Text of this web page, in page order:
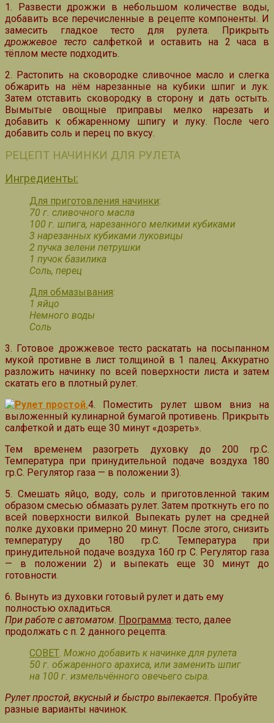
1. Развести дрожжи в небольшом количестве воды,
добавить все перечисленные в рецепте компоненты. И
замесить гладкое тесто для рулета. Прикрыть
дрожжевое тесто салфеткой и оставить на 2 часа в
тёплом месте подходить.
2. Растопить на сковородке сливочное масло и слегка
обжарить на нём нарезанные на кубики шпиг и лук.
Затем отставить сковородку в сторону и дать остыть.
Вымытые овощные приправы мелко нарезать и
добавить к обжаренному шпигу и луку. После чего
добавить соль и перец по вкусу.
РЕЦЕПТ НАЧИНКИ ДЛЯ РУЛЕТА
Ингредиенты:
Для приготовления начинки:
70 г. сливочного масла
100 г. шпига, нарезанного мелкими кубиками
3 нарезанных кубиками луковицы
2 пучка зелени петрушки
1 пучок базилика
Соль, перец
Для обмазывания:
1 яйцо
Немного воды
Соль
3. Готовое дрожжевое тесто раскатать на посыпанном
мукой противне в лист толщиной в 1 палец. Аккуратно
разложить начинку по всей поверхности листа и затем
скатать его в плотный рулет.
4. Поместить рулет швом вниз на
выложенный кулинарной бумагой противень. Прикрыть
салфеткой и дать еще 30 минут «дозреть».
Тем временем разогреть духовку до 200 гр.С.
Температура при принудительной подаче воздуха 180
гр.С. Регулятор газа — в положении 3).
5. Смешать яйцо, воду, соль и приготовленной таким
образом смесью обмазать рулет. Затем проткнуть его по
всей поверхности вилкой. Выпекать рулет на средней
полке духовки примерно 20 минут. После этого, снизить
температуру до 180 гр.С. Температура при
принудительной подаче воздуха 160 гр С. Регулятор газа
— в положении 2) и выпекать еще 30 минут до
готовности.
6. Вынуть из духовки готовый рулет и дать ему
полностью охладиться.
При работе с автоматом. Программа: тесто, далее
продолжать с п. 2 данного рецепта.
СОВЕТ. Можно добавить к начинке для рулета
50 г. обжаренного арахиса, или заменить шпиг
на 100 г. измельчённого овечьего сыра.
Рулет простой, вкусный и быстро выпекается. Пробуйте
разные варианты начинок.